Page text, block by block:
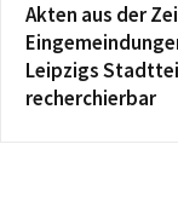
Akten aus der
Leipzigs
recherchierbar